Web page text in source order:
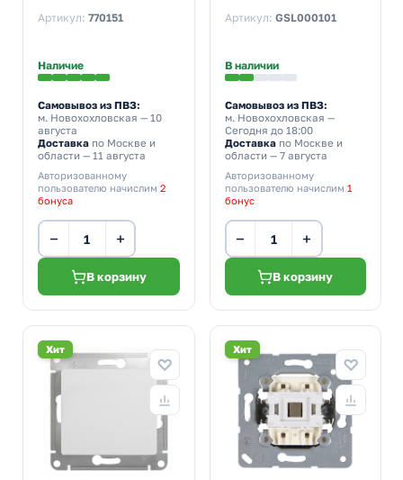
Артикул: 770151
Наличие
Самовывоз из ПВЗ:
м. Новохохловская — 10
августа
Доставка по Москве и
области — 11 августа
Авторизованному
пользователю начислим 2
бонуса
− +
В корзину
Артикул: GSL000101
В наличии
Самовывоз из ПВЗ:
м. Новохохловская —
Сегодня до 18:00
Доставкапо Москве и
области — 7 августа
Авторизованному
пользователю начислим 1
бонус
− +
В корзину
Хит Хит